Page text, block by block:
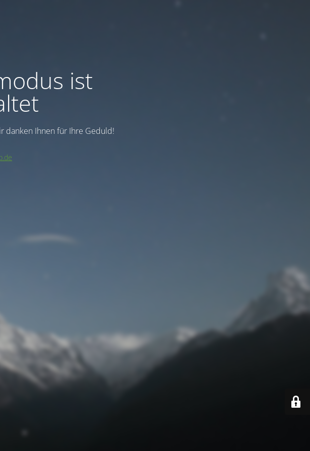
ist
danken Ihnen für Ihre Geduld!